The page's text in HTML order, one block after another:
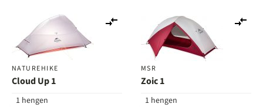
NATUREHIKE
Cloud Up 1
1 hengen
vertailuun
MSR
Zoic 1
1 hengen